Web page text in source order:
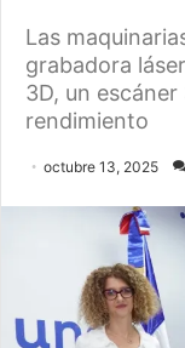
Las
grabadora
3D, un
rendimiento
octubre 13, 2025